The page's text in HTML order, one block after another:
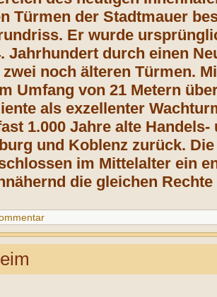
Türmen der Stadtmauer
Er wurde
durch einen
noch älteren Türmen.
Umfang von 21 Metern
als exzellenter
1.000 Jahre alte
und Koblenz zurück.
im Mittelalter ein
die gleichen